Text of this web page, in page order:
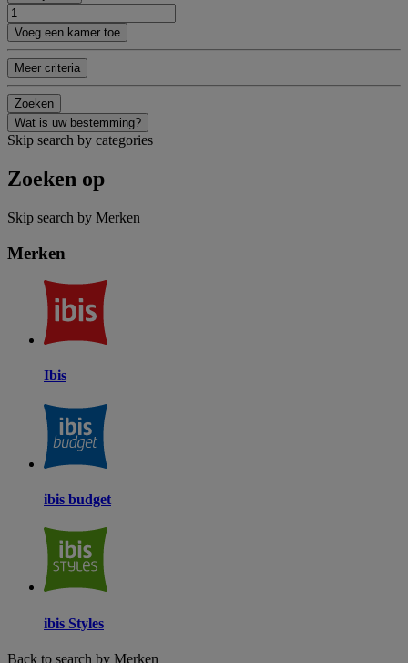
Voeg een kamer toe
Meer criteria
Zoeken
Wat is uw bestemming?
Skip search by categories
Zoeken op
Skip search by Merken
Merken
Ibis
ibis budget
ibis Styles
Back to search by Merken